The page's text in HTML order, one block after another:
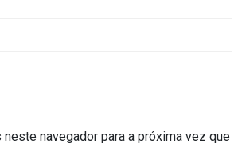
navegador para a próxima vez que